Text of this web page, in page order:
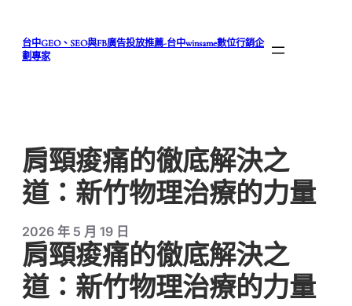
台中GEO、SEO與FB廣告投放推薦-台中winsame數位行銷企
劃專家
肩頸痠痛的徹底解決之
道：新竹物理治療的力量
2026 年 5 月 19 日
肩頸痠痛的徹底解決之
道：新竹物理治療的力量